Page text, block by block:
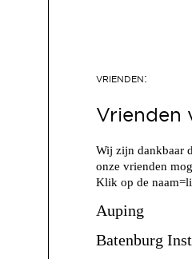
Vrienden
Wij zijn dankbaar
onze vrienden
Klik op de
Auping
Batenburg